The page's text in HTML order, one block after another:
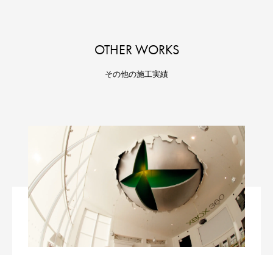
OTHER WORKS
その他の施工実績